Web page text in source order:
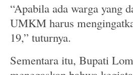
“Apabila ada warga yang
UMKM harus
19,” tuturnya.
Sementara itu, Bupati